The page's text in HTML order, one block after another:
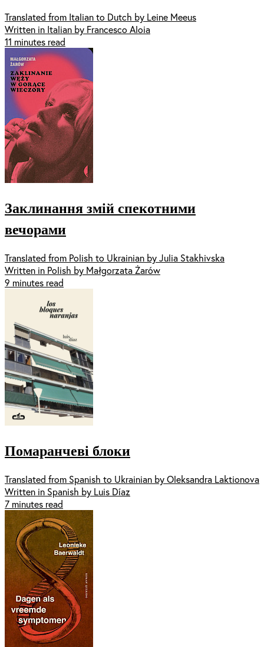
Translated from Italian to Dutch by Leine Meeus
Written in Italian by Francesco Aloia
11 minutes read
Заклинання змій спекотними
вечорами
Translated from Polish to Ukrainian by Julia Stakhivska
Written in Polish by Małgorzata Żarów
9 minutes read
Помаранчеві блоки
Translated from Spanish to Ukrainian by Oleksandra Laktionova
Written in Spanish by Luis Díaz
7 minutes read